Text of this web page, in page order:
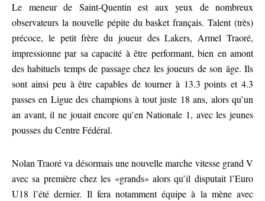
Le meneur de Saint-Quentin est aux yeux de nombreux
observateurs la nouvelle pépite du basket français. Talent (très)
précoce, le petit frère du joueur des Lakers, Armel Traoré,
impressionne par sa capacité à être performant, bien en amont
des habituels temps de passage chez les joueurs de son âge. Ils
sont ainsi peu à être capables de tourner à 13.3 points et 4.3
passes en Ligue des champions à tout juste 18 ans, alors qu’un
an avant, il ne jouait encore qu’en Nationale 1, avec les jeunes
pousses du Centre Fédéral.
Nolan Traoré va désormais une nouvelle marche vitesse grand V
avec sa première chez les «grands» alors qu’il disputait l’Euro
U18 l’été dernier. Il fera notamment équipe à la mène avec